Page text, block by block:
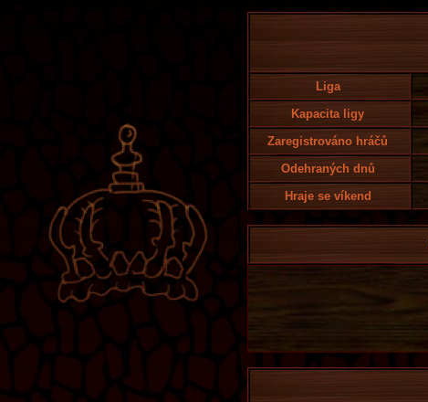
Liga
Kapacita ligy
Zaregistrováno hráčů
Odehraných dnů
Hraje se víkend